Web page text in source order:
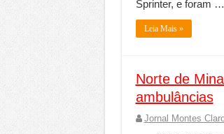
Sprinter, e foram …
Leia Mais »
Norte de
ambulâncias
Jornal Montes